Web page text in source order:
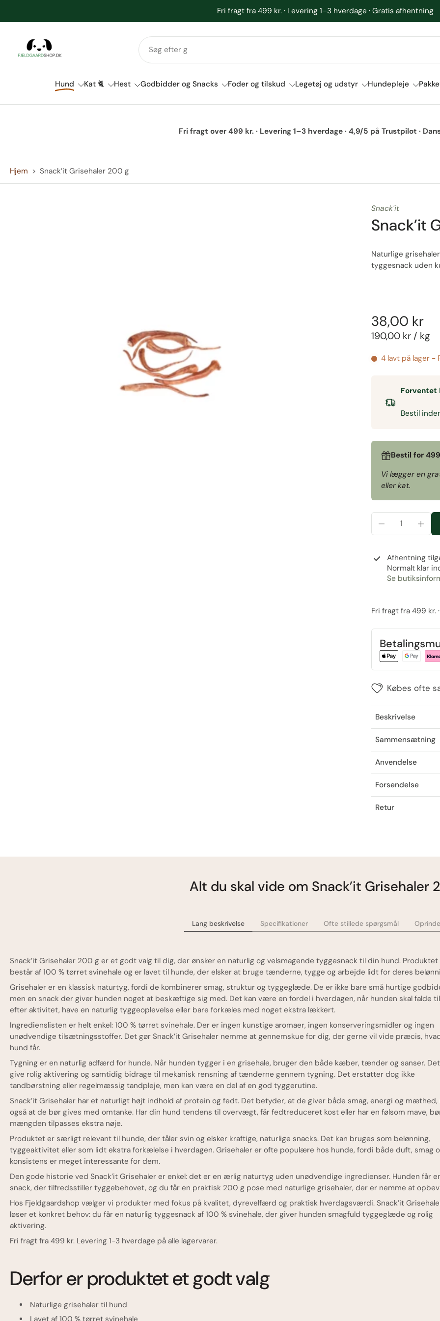
til
4,9/5 på Trustpilot · 700+ anmeldelser fra glade kunder
Hund Kat 🐈 Hest Godbidder og Snacks Foder og tilskud Legetøj og udstyr Hundepleje
Fri fragt over 499 kr. · Levering 1–3 hverdage · 4,9/5 på Trustpilot ·
Hjem > Snack’it Grisehaler 200 g
Snack'it
Snack’it
Naturlige
tyggesnack uden
38,00 kr
190,00 kr / kg
4 lavt på lager -
Forventet
Bestil
Bestil for
Vi lægger en
eller kat.
Afhentning
Normalt klar
Se
Fri fragt fra 499 kr.
Købes ofte
Beskrivelse
Sammensætning
Anvendelse
Forsendelse
Retur
Alt du skal vide om Snack’it Grisehaler
Lang beskrivelse Specifikationer Ofte stillede spørgsmål
Snack’it Grisehaler 200 g er et godt valg til dig, der ønsker en naturlig og velsmagende tyggesnack til din hund. Produktet
består af 100 % tørret svinehale og er lavet til hunde, der elsker at bruge tænderne, tygge og arbejde lidt for deres
Grisehaler er en klassisk naturtyg, fordi de kombinerer smag, struktur og tyggeglæde. De er ikke bare små hurtige
men en snack der giver hunden noget at beskæftige sig med. Det kan være en fordel i hverdagen, når hunden skal falde
efter aktivitet, have en naturlig tyggeoplevelse eller bare forkæles med noget ekstra lækkert.
Ingredienslisten er helt enkel: 100 % tørret svinehale. Der er ingen kunstige aromaer, ingen konserveringsmidler og ingen
unødvendige tilsætningsstoffer. Det gør Snack’it Grisehaler nemme at gennemskue for dig, der gerne vil vide præcis,
hund får.
Tygning er en naturlig adfærd for hunde. Når hunden tygger i en grisehale, bruger den både kæber, tænder og sanser.
give rolig aktivering og samtidig bidrage til mekanisk rensning af tænderne gennem tygning. Det erstatter dog ikke
tandbørstning eller regelmæssig tandpleje, men kan være en del af en god tyggerutine.
Snack’it Grisehaler har et naturligt højt indhold af protein og fedt. Det betyder, at de giver både smag, energi og mæthed,
også at de bør gives med omtanke. Har din hund tendens til overvægt, får fedtreduceret kost eller har en følsom mave,
mængden tilpasses ekstra nøje.
Produktet er særligt relevant til hunde, der tåler svin og elsker kraftige, naturlige snacks. Det kan bruges som belønning,
tyggeaktivitet eller som lidt ekstra forkælelse i hverdagen. Grisehaler er ofte populære hos hunde, fordi både duft, smag
konsistens er meget interessante for dem.
Den gode historie ved Snack’it Grisehaler er enkel: det er en ærlig naturtyg uden unødvendige ingredienser. Hunden får
snack, der tilfredsstiller tyggebehovet, og du får en praktisk 200 g pose med naturlige grisehaler, der er nemme at
Hos Fjeldgaardshop vælger vi produkter med fokus på kvalitet, dyrevelfærd og praktisk hverdagsværdi. Snack’it
løser et konkret behov: du får en naturlig tyggesnack af 100 % svinehale, der giver hunden smagfuld tyggeglæde og rolig
aktivering.
Fri fragt fra 499 kr. Levering 1-3 hverdage på alle lagervarer.
Derfor er produktet et godt valg
Naturlige grisehaler til hund